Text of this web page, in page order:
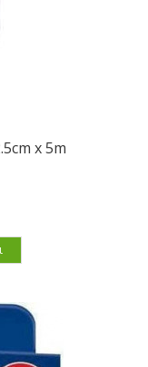
x 5m